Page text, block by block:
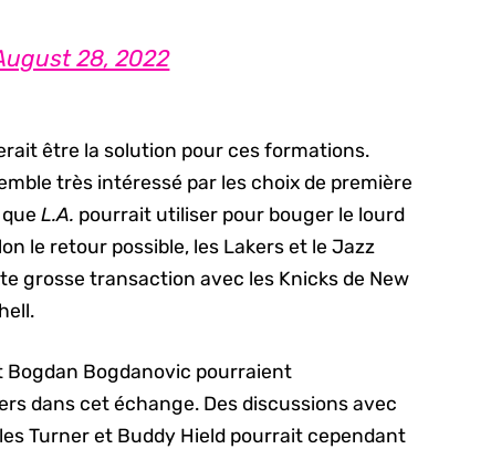
28, 2022
être la solution pour ces formations.
très intéressé par les choix de première
queL.A. pourrait utiliser pour bouger le lourd
le retour possible, les Lakers et le Jazz
grosse transaction avec les Knicks de New
Bogdan Bogdanovic pourraient
dans cet échange. Des discussions avec
Turner et Buddy Hield pourrait cependant